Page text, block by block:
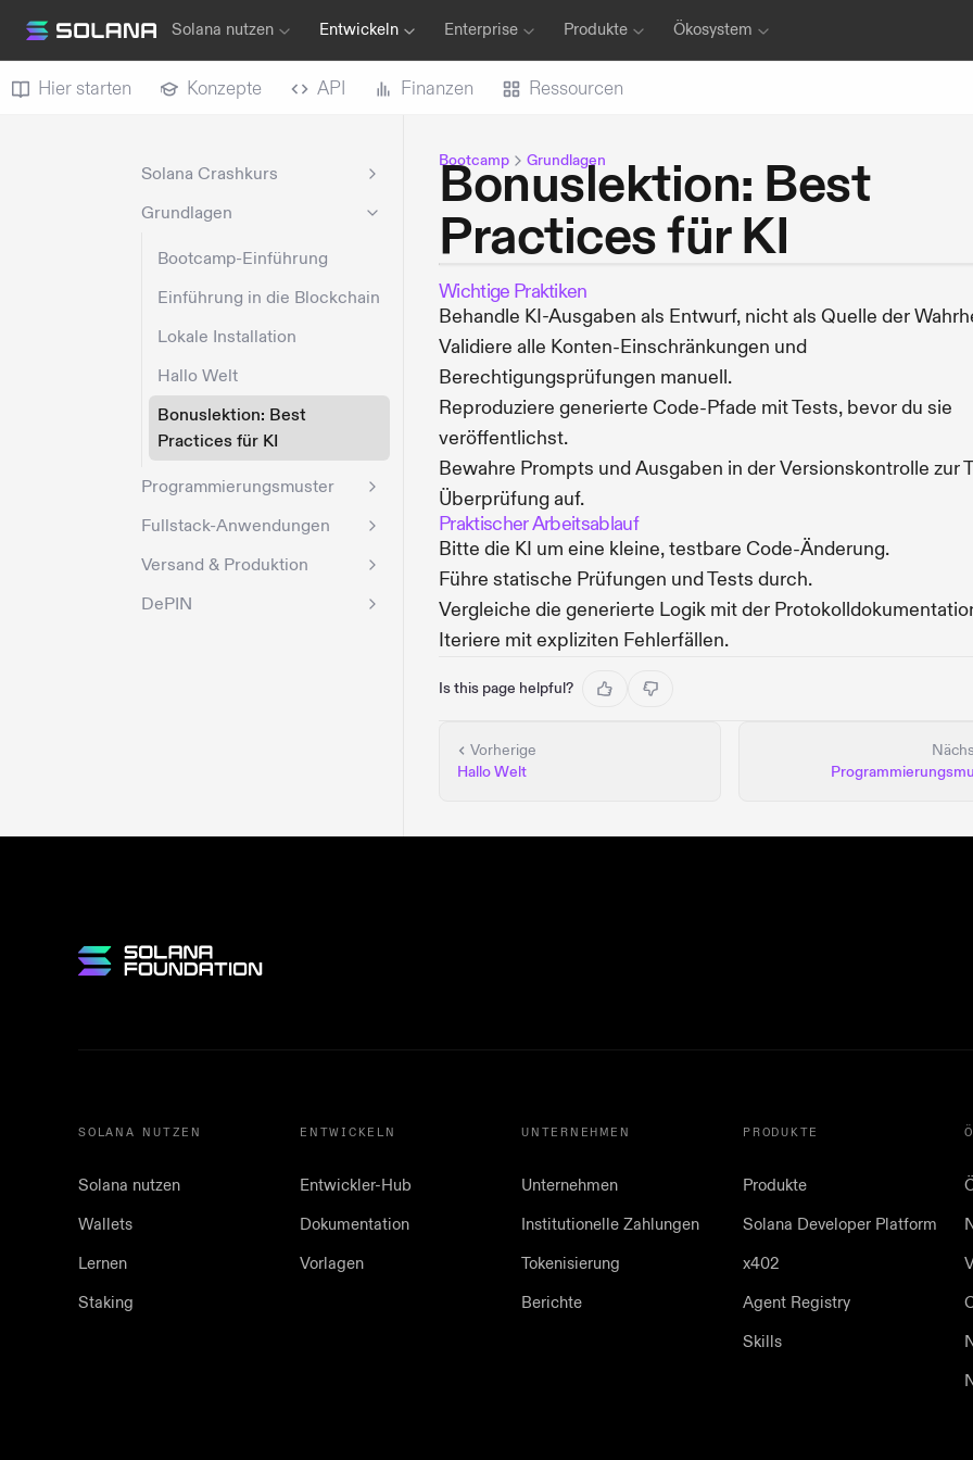
Solana nutzen Entwickeln Enterprise Produkte Ökosystem
Hier starten Konzepte API Finanzen Ressourcen
Solana Crashkurs
Grundlagen
Bootcamp-Einführung
Einführung in die Blockchain
Lokale Installation
Hallo Welt
Bonuslektion: Best
Practices für KI
Programmierungsmuster
Fullstack-Anwendungen
Versand & Produktion
DePIN
Bootcamp Grundlagen
Bonuslektion: Best
Practices für KI
Wichtige Praktiken
Behandle KI-Ausgaben als Entwurf, nicht als Quelle der
Validiere alle Konten-Einschränkungen und
Berechtigungsprüfungen manuell.
Reproduziere generierte Code-Pfade mit Tests, bevor du sie
veröffentlichst.
Bewahre Prompts und Ausgaben in der Versionskontrolle zur
Überprüfung auf.
Praktischer Arbeitsablauf
Bitte die KI um eine kleine, testbare Code-Änderung.
Führe statische Prüfungen und Tests durch.
Vergleiche die generierte Logik mit der
Iteriere mit expliziten Fehlerfällen.
Is this page helpful?
Vorherige
Hallo Welt
SOLANA NUTZEN
Solana nutzen
Wallets
Lernen
Staking
ENTWICKELN
Entwickler-Hub
Dokumentation
Vorlagen
UNTERNEHMEN
Unternehmen
Institutionelle Zahlungen
Tokenisierung
Berichte
PRODUKTE
Produkte
Solana Developer Platform
x402
Agent Registry
Skills